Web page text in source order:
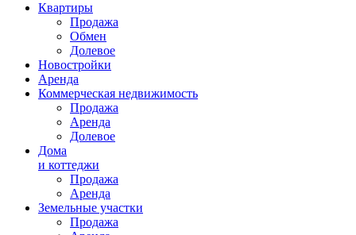
Квартиры
Продажа
Обмен
Долевое
Новостройки
Аренда
Коммерческая недвижимость
Продажа
Аренда
Долевое
Дома
и коттеджи
Продажа
Аренда
Земельные участки
Продажа